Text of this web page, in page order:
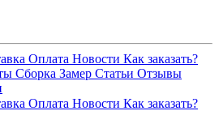
Оплата Новости Как заказать?
Сборка Замер Статьи Отзывы
Оплата Новости Как заказать?